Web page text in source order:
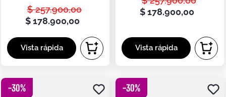
$ 257.900,00
$178.900,00
$178.900,00
-30% -30%